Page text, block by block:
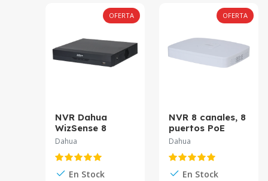
OFERTA
NVR Dahua
WizSense 8
canales 1U 1HDD
I2
Dahua
En Stock
OFERTA
NVR 8 canales, 8
puertos PoE
soporta 1 HDD
mediante
camaras DHI-
Dahua
En Stock